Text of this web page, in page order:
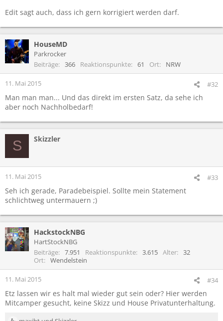
Edit sagt auch, dass ich gern korrigiert werden darf.
HouseMD
Parkrocker
Beiträge
366 Reaktionspunkte 61 Ort NRW
11. Mai 2015 #32
Man man man... Und das direkt im ersten Satz, da sehe ich
aber noch Nachholbedarf!
S Skizzler
11. Mai 2015 #33
Seh ich gerade, Paradebeispiel. Sollte mein Statement
schlichtweg untermauern ;)
HackstockNBG
HartStockNBG
Beiträge
7.951 Reaktionspunkte 3.615 Alter
32
Ort
Wendelstein
11. Mai 2015 #34
Etz lassen wir es halt mal wieder gut sein oder? Hier werden
Mitcamper gesucht, keine Skizz und House Privatunterhaltung.